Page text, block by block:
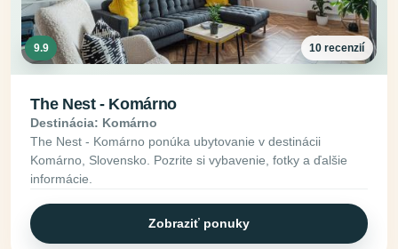
9.9 10 recenzií
The Nest - Komárno
Destinácia: Komárno
The Nest - Komárno ponúka ubytovanie v destinácii
Komárno, Slovensko. Pozrite si vybavenie, fotky a ďalšie
informácie.
Zobraziť ponuky